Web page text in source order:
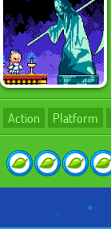
Action Platform